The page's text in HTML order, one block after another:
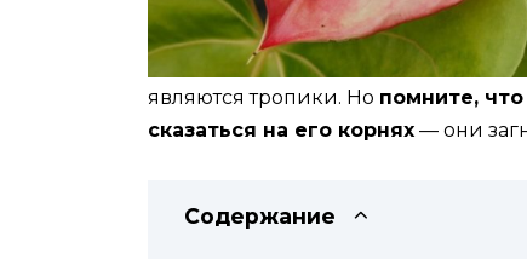
являются тропики. Но помните,
сказаться на его корнях — они
Содержание